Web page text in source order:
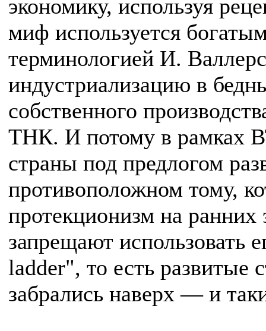
экономику, используя
миф используется
терминологией И.
индустриализацию в
собственного
ТНК. И потому в рамках
страны под предлогом
противоположном тому,
протекционизм на ранних
запрещают использовать
ladder", то есть развитые
забрались наверх — и